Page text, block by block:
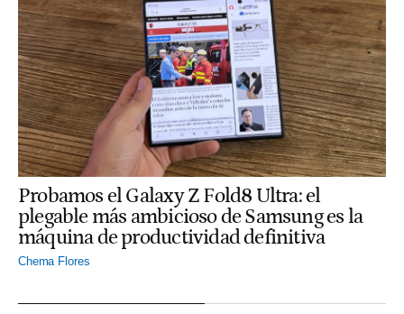
Probamos el Galaxy Z Fold8 Ultra: el
plegable más ambicioso de Samsung es la
máquina de productividad definitiva
Chema Flores